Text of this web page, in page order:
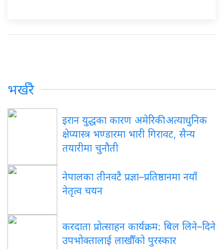
भर्खरै
इरान युद्धका कारण अमेरिकी अत्याधुनिक
क्षेप्यास्त्र भण्डारमा भारी गिरावट, सैन्य
तयारीमा चुनौती
नेपालका तीनवटै प्रज्ञा–प्रतिष्ठानमा नयाँ
नेतृत्व चयन
करदाता प्रोत्साहन कार्यक्रम: बिल लिने–दिने
उपभोक्तालाई लाखौँको पुरस्कार